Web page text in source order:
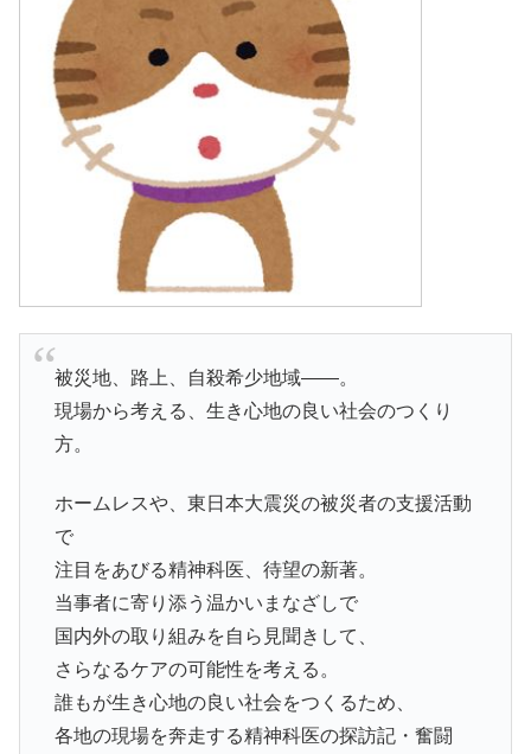
被災地、路上、自殺希少地域――。
現場から考える、生き心地の良い社会のつくり
方。
ホームレスや、東日本大震災の被災者の支援活動
で
注目をあびる精神科医、待望の新著。
当事者に寄り添う温かいまなざしで
国内外の取り組みを自ら見聞きして、
さらなるケアの可能性を考える。
誰もが生き心地の良い社会をつくるため、
各地の現場を奔走する精神科医の探訪記・奮闘